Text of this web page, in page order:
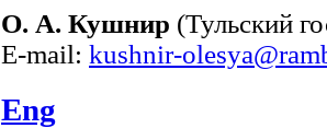
О. А. Кушнир (Тульский
E-mail: kushnir-
Eng